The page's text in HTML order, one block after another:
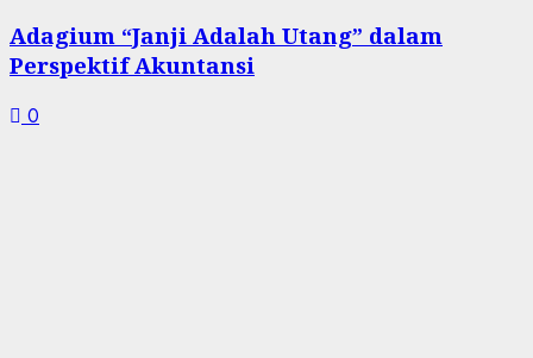
Adagium “Janji Adalah Utang” dalam
Perspektif Akuntansi
0